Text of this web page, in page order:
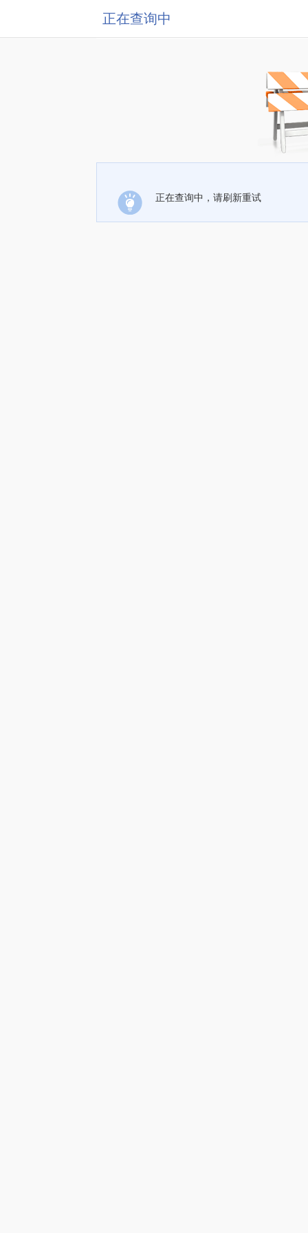
正在查询中
正在查询中，请刷新重试